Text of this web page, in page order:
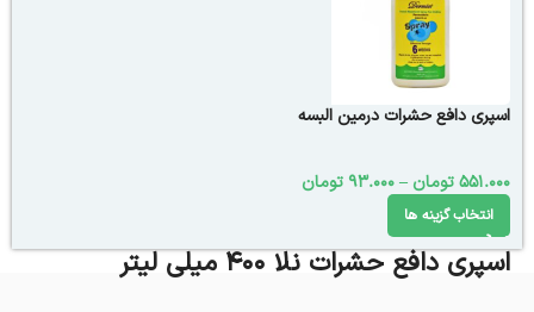
اسپری دافع حشرات درمین البسه
551.000تومان –
93.000 تومان
انتخاب گزینه ها
اسپری دافع حشرات نلا 400 میلی لیتر